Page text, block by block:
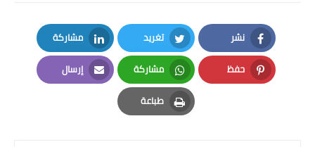
نشر
Facebook
تغريد
Twitter
مشاركة
LinkedIn
حفظ
Pinterest
مشاركة
Whatsapp
إرسال
Email
طباعة
Print